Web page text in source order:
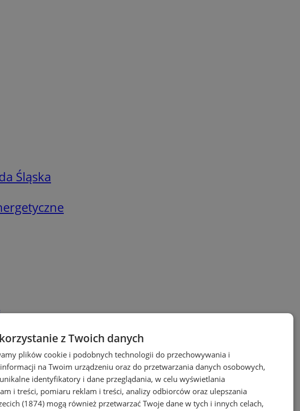
Śląska
z Twoich danych
plików cookie i podobnych technologii do przechowywania i
na Twoim urządzeniu oraz do przetwarzania danych osobowych,
identyfikatory i dane przeglądania, w celu wyświetlania
i treści, pomiaru reklam i treści, analizy odbiorców oraz ulepszania
(1874) mogą również przetwarzać Twoje dane w tych i innych celach,